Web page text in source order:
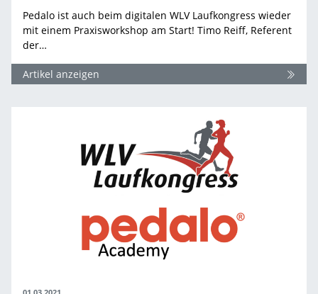
Pedalo ist auch beim digitalen WLV Laufkongress wieder
mit einem Praxisworkshop am Start! Timo Reiff, Referent
der…
Artikel anzeigen